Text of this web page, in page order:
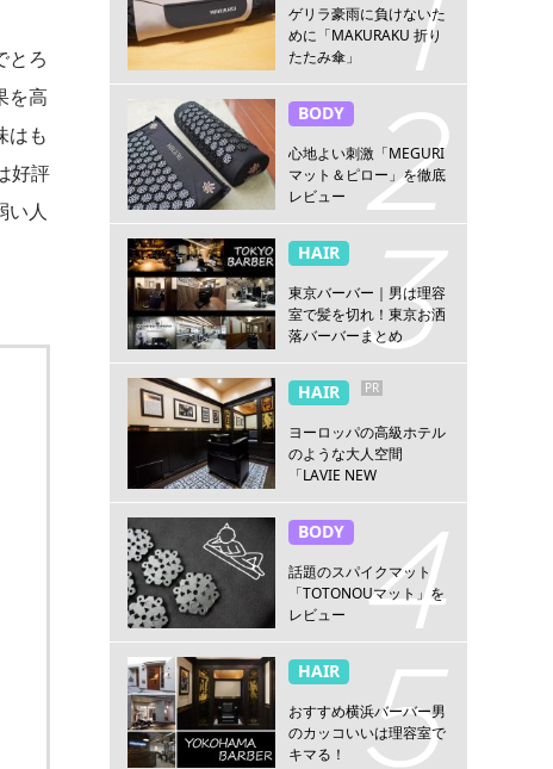
とろ
を高
はも
好評
い人
ゲリラ豪雨に負けないた
めに「MAKURAKU 折り
たたみ傘」
BODY
心地よい刺激「MEGURI
マット＆ピロー」を徹底
レビュー
HAIR
東京バーバー｜男は理容
室で髪を切れ！東京お洒
落バーバーまとめ
HAIR PR
ヨーロッパの高級ホテル
のような大人空間
「LAVIE NEW
店」
BODY
話題のスパイクマット
「TOTONOUマット」を
レビュー
HAIR
おすすめ横浜バーバー男
のカッコいいは理容室で
キマる！